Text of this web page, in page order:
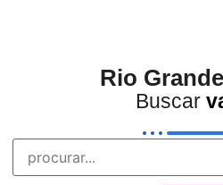
Rio
Buscar